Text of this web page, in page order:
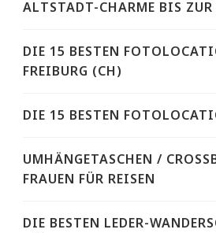
ALTSTADT-CHARME BIS ZUR
DIE 15 BESTEN
FREIBURG (CH)
DIE 15 BESTEN
UMHÄNGETASCHEN /
FRAUEN FÜR REISEN
DIE BESTEN LEDER-